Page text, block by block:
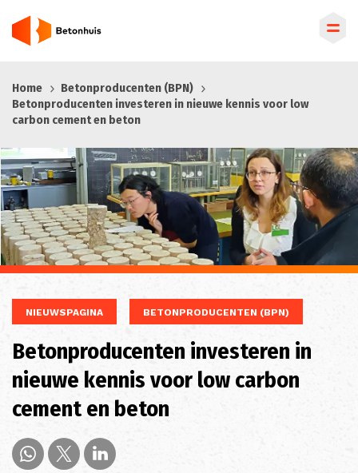
en
naar
inhoud
gaan
Home
Betonproducenten (BPN)
Betonproducenten investeren in nieuwe kennis voor low
carbon cement en beton
NIEUWSPAGINA BETONPRODUCENTEN (BPN)
Betonproducenten investeren in
nieuwe kennis voor low carbon
cement en beton